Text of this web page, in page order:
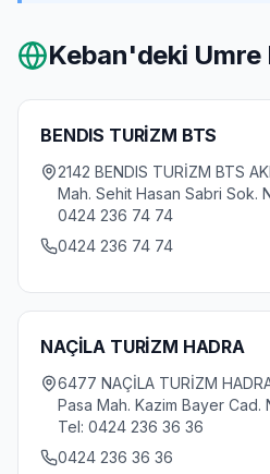
Keban'deki Umre
BENDIS TURİZM BTS
2142 BENDIS TURİZM BTS
Mah. Sehit Hasan Sabri Sok.
0424 236 74 74
0424 236 74 74
NAÇİLA TURİZM HADRA
6477 NAÇİLA TURİZM
Pasa Mah. Kazim Bayer Cad.
Tel: 0424 236 36 36
0424 236 36 36